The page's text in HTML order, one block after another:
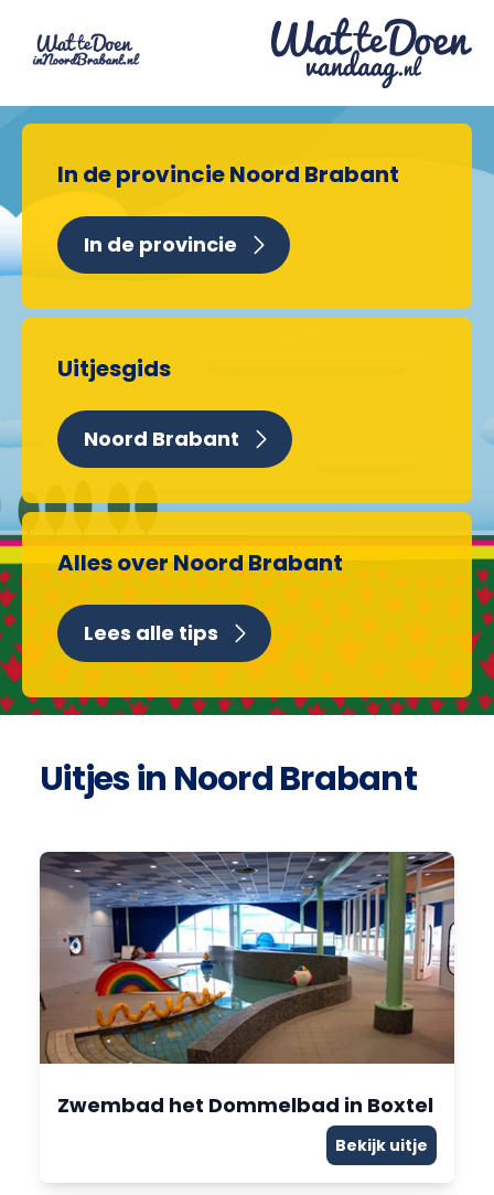
In de provincie Noord Brabant
In de provincie
Uitjesgids
Noord Brabant
Alles over Noord Brabant
Lees alle tips
Uitjes in Noord Brabant
Zwembad het Dommelbad in Boxtel
Bekijk uitje